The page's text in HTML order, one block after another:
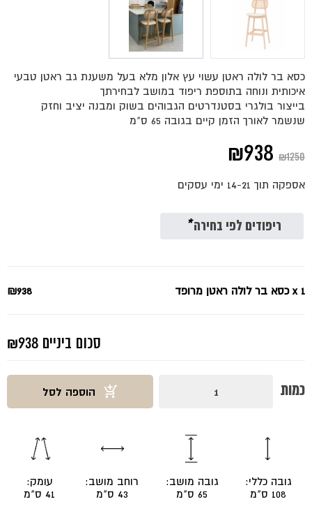
כסא בר לולה ראטן עשוי עץ אלון מלא בעל משענת גב ראטן טבעי
איכותית ונוחה בתוספת ריפוד במושב לבחירתך
בייצור בולגרי בסטנדרטים הגבוהים בשוק ומבנה יציב וחזק
שנשמר לאורך הזמן קיים בגובה 65 ס"מ
₪1250
המחיר
המקורי
₪1250.
₪938
הנוכחי
₪938.
אספקה תוך 14-21 ימי עסקים
ריפודים לפי בחירה*
x 1כסא בר לולה ראטן מרופד ₪938
סכום ביניים ₪938
כמות
ראטן
מרופד
הוספה לסל
גובה כללי:
108 ס"מ
גובה מושב:
65 ס"מ
רוחב מושב:
43 ס"מ
עומק:
41 ס"מ